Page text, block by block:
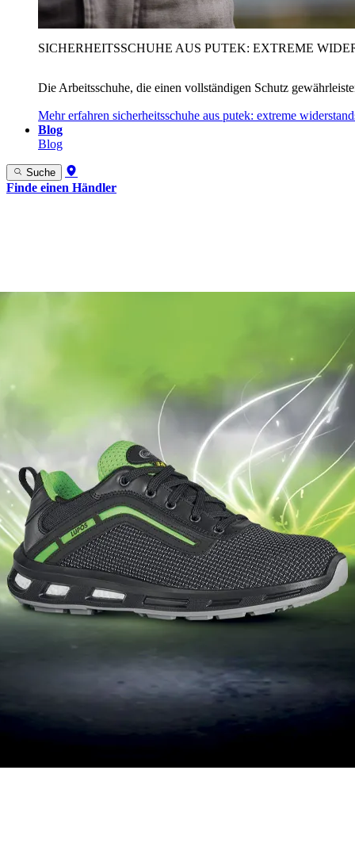
SICHERHEITSSCHUHE AUS PUTEK: EXTREME
Die Arbeitsschuhe, die einen vollständigen Schutz
Mehr erfahren sicherheitsschuhe aus putek: extreme
Blog
Blog
Suche
Finde einen Händler